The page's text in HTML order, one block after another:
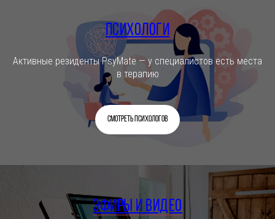
Психологи
Активные резиденты PsyMate — у специалистов есть места
в терапию
Смотреть психологов
Эфиры и видео